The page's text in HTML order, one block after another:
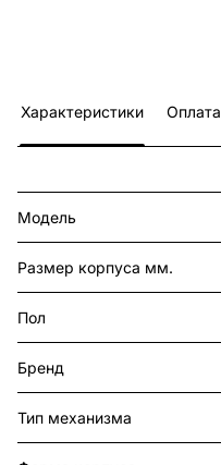
Характеристики Оплата
Модель
Размер корпуса мм.
Пол
Бренд
Тип механизма